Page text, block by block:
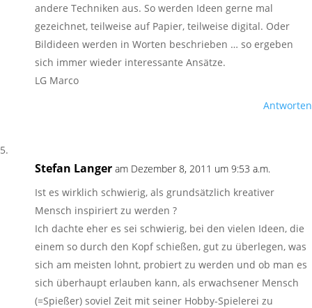
andere Techniken aus. So werden Ideen gerne mal
gezeichnet, teilweise auf Papier, teilweise digital. Oder
Bildideen werden in Worten beschrieben … so ergeben
sich immer wieder interessante Ansätze.
LG Marco
Antworten
Stefan Langer am Dezember 8, 2011 um 9:53 a.m.
Ist es wirklich schwierig, als grundsätzlich kreativer
Mensch inspiriert zu werden ?
Ich dachte eher es sei schwierig, bei den vielen Ideen, die
einem so durch den Kopf schießen, gut zu überlegen, was
sich am meisten lohnt, probiert zu werden und ob man es
sich überhaupt erlauben kann, als erwachsener Mensch
(=Spießer) soviel Zeit mit seiner Hobby-Spielerei zu